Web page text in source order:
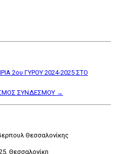
2ου ΓΥΡΟΥ 2024-2025 ΣΤΟ
ΣΥΝΔΕΣΜΟΥ →
Θεσσαλονίκης
Θεσσαλονίκη